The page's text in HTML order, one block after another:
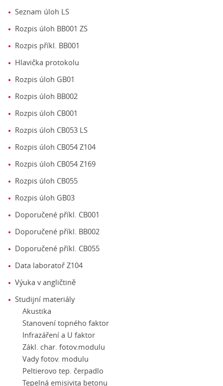
Seznam úloh LS
Rozpis úloh BB001 ZS
Rozpis příkl. BB001
Hlavička protokolu
Rozpis úloh GB01
Rozpis úloh BB002
Rozpis úloh CB001
Rozpis úloh CB053 LS
Rozpis úloh CB054 Z104
Rozpis úloh CB054 Z169
Rozpis úloh CB055
Rozpis úloh GB03
Doporučené příkl. CB001
Doporučené příkl. BB002
Doporučené příkl. CB055
Data laboratoř Z104
Výuka v angličtině
Studijní materiály
Akustika
Stanovení topného faktor
Infrazáření a U faktor
Zákl. char. fotov.modulu
Vady fotov. modulu
Peltierovo tep. čerpadlo
Tepelná emisivita betonu